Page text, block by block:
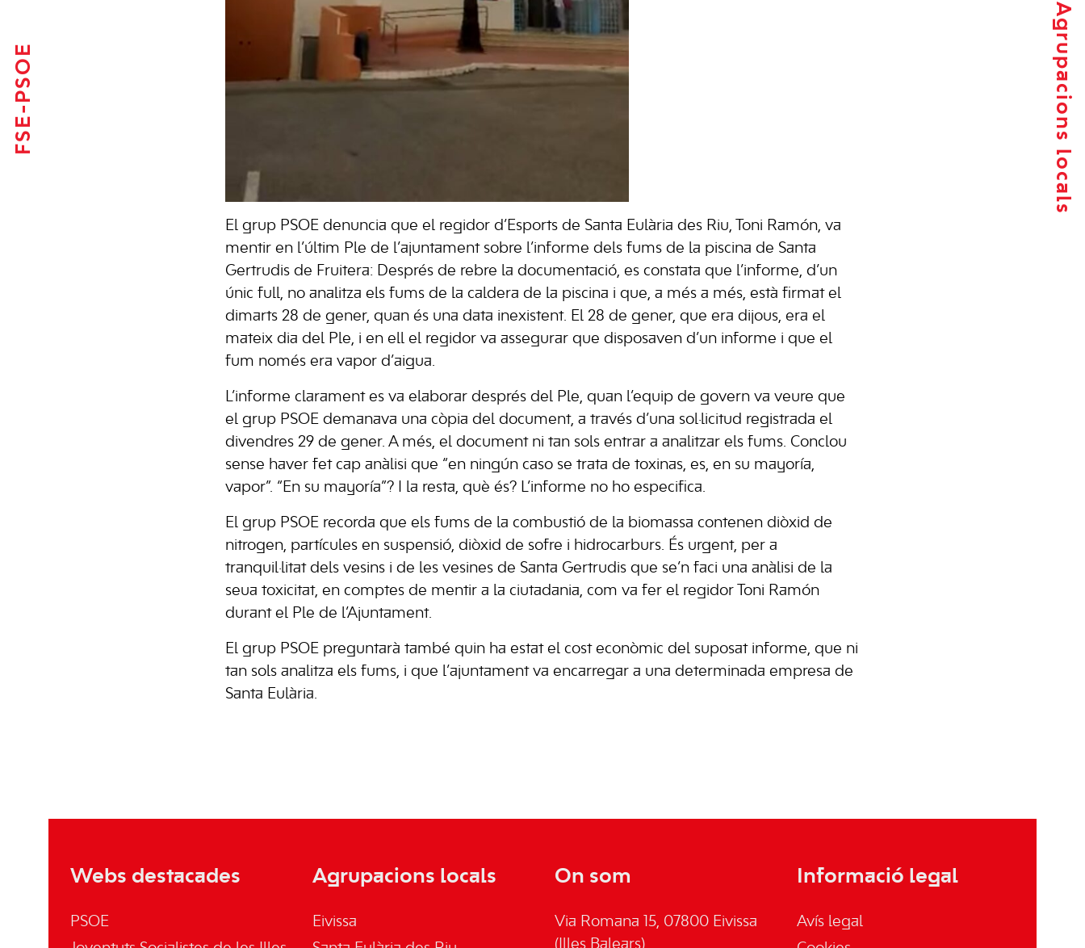
FSE-PSOE Agrupacions locals
El grup PSOE denuncia que el regidor d’Esports de Santa Eulària des Riu, Toni Ramón, va
mentir en l’últim Ple de l’ajuntament sobre l’informe dels fums de la piscina de Santa
Gertrudis de Fruitera: Després de rebre la documentació, es constata que l’informe, d’un
únic full, no analitza els fums de la caldera de la piscina i que, a més a més, està firmat el
dimarts 28 de gener, quan és una data inexistent. El 28 de gener, que era dijous, era el
mateix dia del Ple, i en ell el regidor va assegurar que disposaven d’un informe i que el
fum només era vapor d’aigua.
L’informe clarament es va elaborar després del Ple, quan l’equip de govern va veure que
el grup PSOE demanava una còpia del document, a través d’una sol·licitud registrada el
divendres 29 de gener. A més, el document ni tan sols entrar a analitzar els fums. Conclou
sense haver fet cap anàlisi que “en ningún caso se trata de toxinas, es, en su mayoría,
vapor”. “En su mayoría”? I la resta, què és? L’informe no ho especifica.
El grup PSOE recorda que els fums de la combustió de la biomassa contenen diòxid de
nitrogen, partícules en suspensió, diòxid de sofre i hidrocarburs. És urgent, per a
tranquil·litat dels vesins i de les vesines de Santa Gertrudis que se’n faci una anàlisi de la
seua toxicitat, en comptes de mentir a la ciutadania, com va fer el regidor Toni Ramón
durant el Ple de l’Ajuntament.
El grup PSOE preguntarà també quin ha estat el cost econòmic del suposat informe, que ni
tan sols analitza els fums, i que l’ajuntament va encarregar a una determinada empresa de
Santa Eulària.
Webs destacades
PSOE
Agrupacions locals
Eivissa
On som
Via Romana 15, 07800 Eivissa
(Illes Balears)
Informació legal
Avís legal